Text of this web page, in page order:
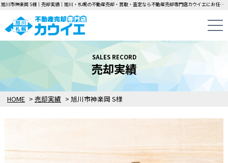
旭川市神楽岡 S様｜売却実績｜旭川・札幌の不動産売却・買取・査定なら不動産売却専門店カウイエにお任せください！中古一戸建て・マンション・土地の即日無料査定・即金買取を行っています！
HOME > 売却実績 > 旭川市神楽岡 S様
SALES RECORD
売却実績